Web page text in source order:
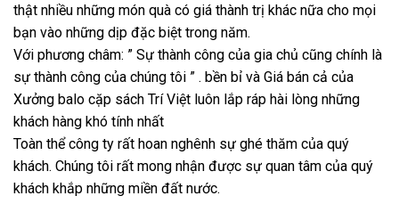
thật nhiều những món quà có giá thành trị khác nữa cho mọi
bạn vào những dịp đặc biệt trong năm.
Với phương châm: ” Sự thành công của gia chủ cũng chính là
sự thành công của chúng tôi ” . bền bỉ và Giá bán cả của
Xưởng balo cặp sách Trí Việt luôn lắp ráp hài lòng những
khách hàng khó tính nhất
Toàn thể công ty rất hoan nghênh sự ghé thăm của quý
khách. Chúng tôi rất mong nhận được sự quan tâm của quý
khách khắp những miền đất nước.